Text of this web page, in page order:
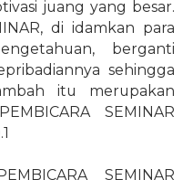
juang yang besar.
di idamkan para
berganti
sehingga
itu merupakan
SEMINAR
SEMINAR